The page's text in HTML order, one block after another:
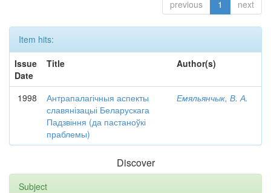
previous 1 next
Item hits:
Issue
Date
Title Author(s)
1998
Антрапалагічныя аспекты
славянізацыі Беларускага
Падзвіння (да пастаноўкі
праблемы)
Емяльянчык, В. А.
Discover
Subject